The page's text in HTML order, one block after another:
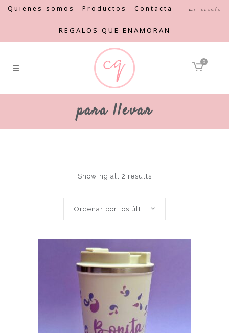
Quienes somos Productos Contacta Mi cuenta
REGALOS QUE ENAMORAN
0
para llevar
Showing all 2 results
Ordenar por los últimos